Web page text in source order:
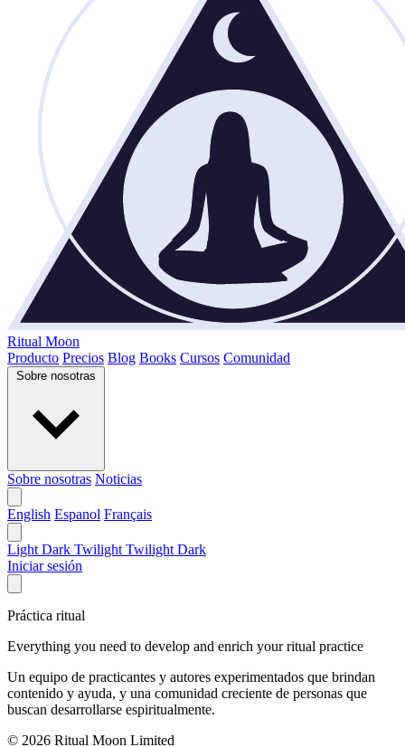
Ritual Moon
Producto Precios Blog Books Cursos Comunidad
Sobre nosotras
Sobre nosotras Noticias
English Espanol Français
Light Dark Twilight Twilight Dark
Iniciar sesión
Práctica ritual
Everything you need to develop and enrich your ritual practice
Un equipo de practicantes y autores experimentados que brindan
contenido y ayuda, y una comunidad creciente de personas que
buscan desarrollarse espiritualmente.
© 2026 Ritual Moon Limited